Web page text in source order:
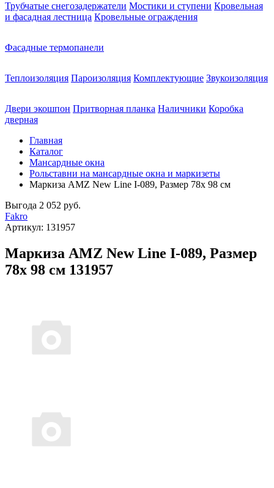
Трубчатые снегозадержатели Мостики и ступени Кровельная
и фасадная лестница Кровельные ограждения
Фасадные термопанели
Теплоизоляция Пароизоляция Комплектующие Звукоизоляция
Двери экошпон Притворная планка Наличники Коробка
дверная
Главная
Каталог
Мансардные окна
Рольставни на мансардные окна и маркизеты
Маркиза AMZ New Line I-089, Размер 78х 98 см
Выгода 2 052 руб.
Fakro
Артикул: 131957
Маркиза AMZ New Line I-089, Размер
78х 98 см 131957